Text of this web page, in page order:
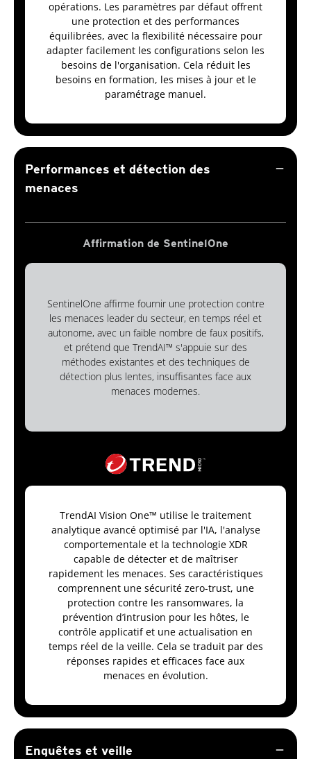
opérations. Les paramètres par défaut offrent
une protection et des performances
équilibrées, avec la flexibilité nécessaire pour
adapter facilement les configurations selon les
besoins de l'organisation. Cela réduit les
besoins en formation, les mises à jour et le
paramétrage manuel.
Performances et détection des
menaces
remove
Affirmation de SentinelOne
SentinelOne affirme fournir une protection contre
les menaces leader du secteur, en temps réel et
autonome, avec un faible nombre de faux positifs,
et prétend que TrendAI™ s'appuie sur des
méthodes existantes et des techniques de
détection plus lentes, insuffisantes face aux
menaces modernes.
TrendAI Vision One™ utilise le traitement
analytique avancé optimisé par l'IA, l'analyse
comportementale et la technologie XDR
capable de détecter et de maîtriser
rapidement les menaces. Ses caractéristiques
comprennent une sécurité zero-trust, une
protection contre les ransomwares, la
prévention d’intrusion pour les hôtes, le
contrôle applicatif et une actualisation en
temps réel de la veille. Cela se traduit par des
réponses rapides et efficaces face aux
menaces en évolution.
Enquêtes et veille remove